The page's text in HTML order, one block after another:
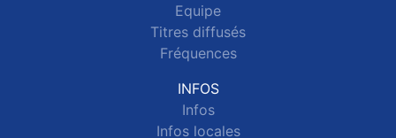
Equipe
Titres diffusés
Fréquences
INFOS
Infos
Infos locales